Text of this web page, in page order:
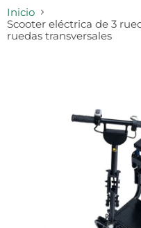
Inicio
Scooter eléctrica de 3
ruedas transversales